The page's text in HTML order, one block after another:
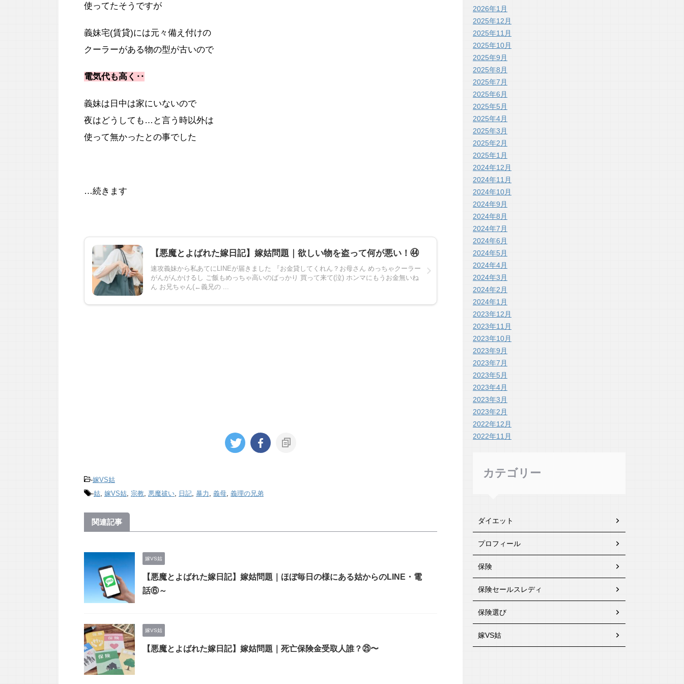
使ってたそうですが
義妹宅(賃貸)には元々備え付けの
クーラーがある物の型が古いので
電気代も高く‥
義妹は日中は家にいないので
夜はどうしても…と言う時以外は
使って無かったとの事でした
…続きます
【悪魔とよばれた嫁日記】嫁姑問題｜欲しい物を盗って何が悪い！㊹
速攻義妹から私あてにLINEが届きました 『お金貸してくれん？お母さん めっちゃクーラー
がんがんかけるし ご飯もめっちゃ高いのばっかり 買って来て(泣) ホンマにもうお金無いね
ん お兄ちゃん(←義兄の ...
-嫁VS姑
-姑 嫁VS姑 宗教 悪魔祓い 日記 暴力 義母 義理の兄弟
関連記事
嫁VS姑
【悪魔とよばれた嫁日記】嫁姑問題｜ほぼ毎日の様にある姑からのLINE・電
話⑥～
嫁VS姑
【悪魔とよばれた嫁日記】嫁姑問題｜死亡保険金受取人誰？㉕〜
2026年1月
2025年12月
2025年11月
2025年10月
2025年9月
2025年8月
2025年7月
2025年6月
2025年5月
2025年4月
2025年3月
2025年2月
2025年1月
2024年12月
2024年11月
2024年10月
2024年9月
2024年8月
2024年7月
2024年6月
2024年5月
2024年4月
2024年3月
2024年2月
2024年1月
2023年12月
2023年11月
2023年10月
2023年9月
2023年7月
2023年5月
2023年4月
2023年3月
2023年2月
2022年12月
2022年11月
カテゴリー
ダイエット
プロフィール
保険
保険セールスレディ
保険選び
嫁VS姑